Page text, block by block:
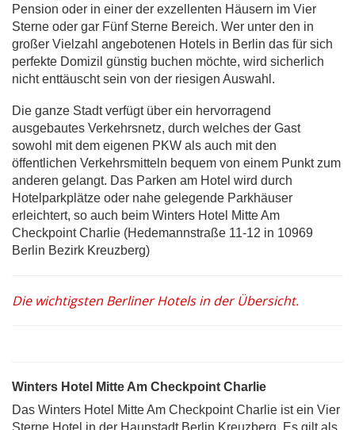
Pension oder in einer der exzellenten Häusern im Vier
Sterne oder gar Fünf Sterne Bereich. Wer unter den in
großer Vielzahl angebotenen Hotels in Berlin das für sich
perfekte Domizil günstig buchen möchte, wird sicherlich
nicht enttäuscht sein von der riesigen Auswahl.
Die ganze Stadt verfügt über ein hervorragend
ausgebautes Verkehrsnetz, durch welches der Gast
sowohl mit dem eigenen PKW als auch mit den
öffentlichen Verkehrsmitteln bequem von einem Punkt zum
anderen gelangt. Das Parken am Hotel wird durch
Hotelparkplätze oder nahe gelegende Parkhäuser
erleichtert, so auch beim Winters Hotel Mitte Am
Checkpoint Charlie (Hedemannstraße 11-12 in 10969
Berlin Bezirk Kreuzberg)
Die wichtigsten Berliner Hotels in der Übersicht.
Winters Hotel Mitte Am Checkpoint Charlie
Das Winters Hotel Mitte Am Checkpoint Charlie ist ein Vier